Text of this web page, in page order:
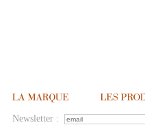
Newsletter :